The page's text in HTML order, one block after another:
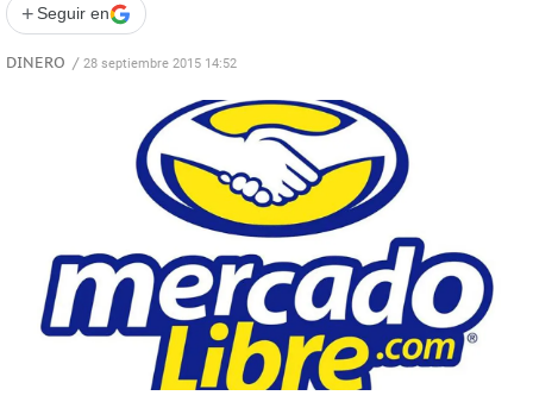
+ Seguir en
DINERO / 28 septiembre 2015 14:52